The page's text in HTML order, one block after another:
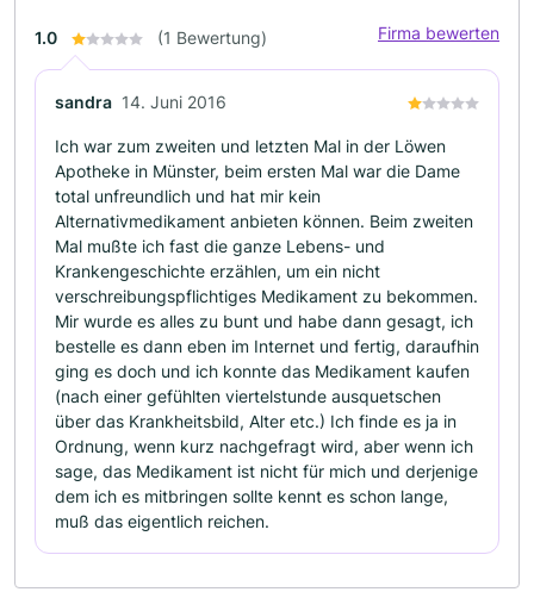
1.0 (1 Bewertung) Firma bewerten
sandra 14. Juni 2016
Ich war zum zweiten und letzten Mal in der Löwen
Apotheke in Münster, beim ersten Mal war die Dame
total unfreundlich und hat mir kein
Alternativmedikament anbieten können. Beim zweiten
Mal mußte ich fast die ganze Lebens- und
Krankengeschichte erzählen, um ein nicht
verschreibungspflichtiges Medikament zu bekommen.
Mir wurde es alles zu bunt und habe dann gesagt, ich
bestelle es dann eben im Internet und fertig, daraufhin
ging es doch und ich konnte das Medikament kaufen
(nach einer gefühlten viertelstunde ausquetschen
über das Krankheitsbild, Alter etc.) Ich finde es ja in
Ordnung, wenn kurz nachgefragt wird, aber wenn ich
sage, das Medikament ist nicht für mich und derjenige
dem ich es mitbringen sollte kennt es schon lange,
muß das eigentlich reichen.